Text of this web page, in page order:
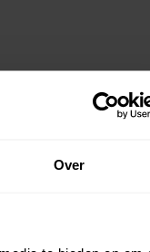
Over
Andere